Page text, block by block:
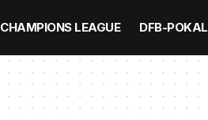
CHAMPIONS LEAGUE DFB-POKAL